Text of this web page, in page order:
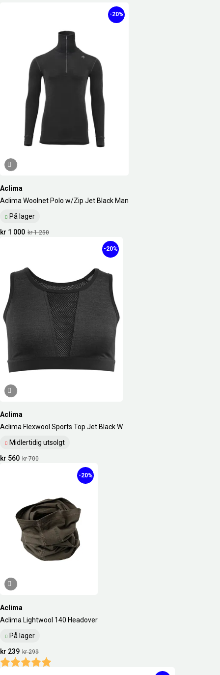
Aclima
Aclima Woolnet Polo w/Zip Jet Black Man
På lager
-20%
kr 1 250
kr 1 000
Aclima
Aclima Flexwool Sports Top Jet Black W
Midlertidig utsolgt
-20%
kr 700
kr 560
Aclima
Aclima Lightwool 140 Headover
På lager
-20%
kr 299
kr 239
Karakter: